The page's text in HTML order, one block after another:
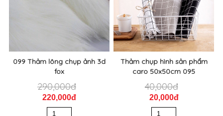
099 Thảm lông chụp ảnh 3d
fox
290,000đ
220,000đ
Thảm chụp hình sản phẩm
caro 50x50cm 095
40,000đ
20,000đ